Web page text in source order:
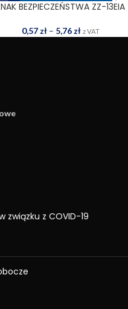
BEZPIECZEŃSTWA ZZ-13EIA
0,57 zł – 5,76 zł z VAT
związku z COVID-19